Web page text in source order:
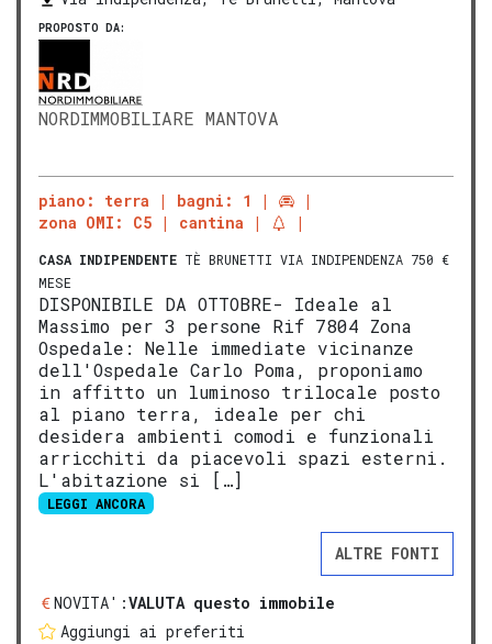
PROPOSTO DA:
NORDIMMOBILIARE MANTOVA
piano: terra
bagni: 1
zona OMI: C5
cantina
CASA INDIPENDENTE TÈ BRUNETTI VIA INDIPENDENZA 750 €
MESE
DISPONIBILE DA OTTOBRE- Ideale al
Massimo per 3 persone Rif 7804 Zona
Ospedale: Nelle immediate vicinanze
dell'Ospedale Carlo Poma, proponiamo
in affitto un luminoso trilocale posto
al piano terra, ideale per chi
desidera ambienti comodi e funzionali
arricchiti da piacevoli spazi esterni.
L'abitazione si […]
LEGGI ANCORA
ALTRE FONTI
NOVITA':VALUTA questo immobile
Aggiungi ai preferiti